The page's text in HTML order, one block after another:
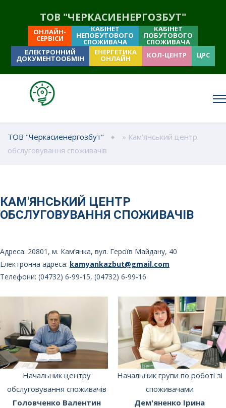
ТОВ "ЧЕРКАСИЕНЕРГОЗБУТ"
ОНЛАЙН-
СЕРВІСИ
КАБІНЕТ
НЕПОБУТОВОГО
СПОЖИВАЧА
КАБІНЕТ
ПОБУТОВОГО
СПОЖИВАЧА
ЕЛЕКТРОННИЙ
ДОКУМЕНТООБМІН
ЕНЕРГЕТИКА
ОНЛАЙН КОЛ-ЦЕНТР ЦРС
ТОВ "Черкасиенергозбут"
» Кам'янський центр
обслуговування споживачів
КАМ'ЯНСЬКИЙ ЦЕНТР
ОБСЛУГОВУВАННЯ СПОЖИВАЧІВ
Адреса: 20801, м. Кам’янка, вул. Героїв Майдану, 40
Електронна адреса: kamyankazbut@gmail.com
Телефони: (04732) 6-99-15, (04732) 6-99-16
Начальник центру
обслуговування споживачів
Головченко Валентин
Начальник групи по роботі зі
споживачами
Дем'яненко Ірина